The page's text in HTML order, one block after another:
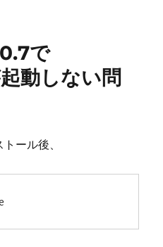
で
動しない問
ール後、